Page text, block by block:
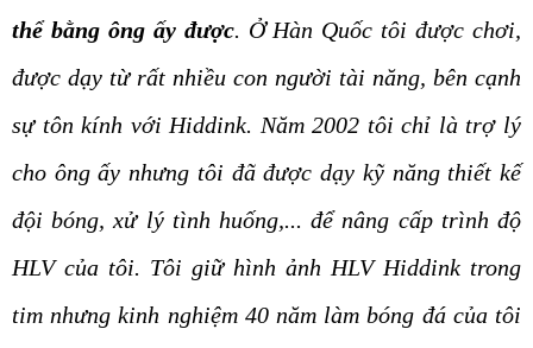
thể bằng ông ấy được. Ở Hàn Quốc tôi được chơi,
được dạy từ rất nhiều con người tài năng, bên cạnh
sự tôn kính với Hiddink. Năm 2002 tôi chỉ là trợ lý
cho ông ấy nhưng tôi đã được dạy kỹ năng thiết kế
đội bóng, xử lý tình huống,... để nâng cấp trình độ
HLV của tôi. Tôi giữ hình ảnh HLV Hiddink trong
tim nhưng kinh nghiệm 40 năm làm bóng đá của tôi